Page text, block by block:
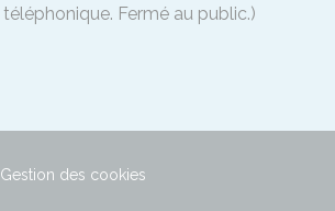
téléphonique. Fermé au public.)
Gestion des cookies